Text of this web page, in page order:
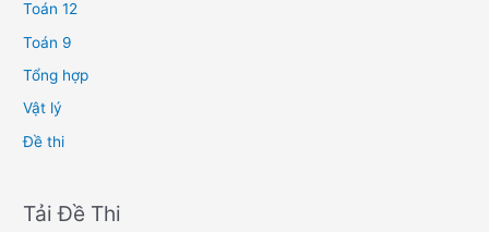
Toán 12
Toán 9
Tổng hợp
Vật lý
Đề thi
Tải Đề Thi